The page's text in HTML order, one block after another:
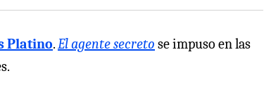
Platino.El agente secreto se impuso en las